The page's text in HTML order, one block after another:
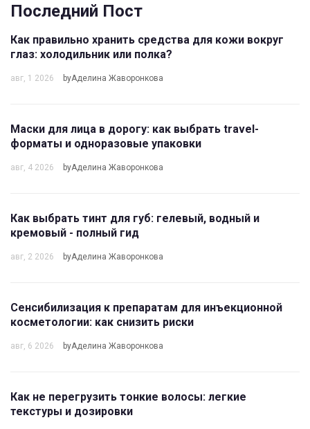
Последний Пост
Как правильно хранить средства для кожи вокруг
глаз: холодильник или полка?
авг, 1 2026 byАделина Жаворонкова
Маски для лица в дорогу: как выбрать travel-
форматы и одноразовые упаковки
авг, 4 2026 byАделина Жаворонкова
Как выбрать тинт для губ: гелевый, водный и
кремовый - полный гид
авг, 2 2026 byАделина Жаворонкова
Сенсибилизация к препаратам для инъекционной
косметологии: как снизить риски
авг, 6 2026 byАделина Жаворонкова
Как не перегрузить тонкие волосы: легкие
текстуры и дозировки